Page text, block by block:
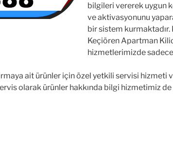
bilgileri vererek uygun
ve aktivasyonunu
bir sistem kurmaktadır.
Keçiören Apartman
hizmetlerimizde
ait ürünler için özel yetkili servisi hizmeti
olarak ürünler hakkında bilgi hizmetimiz